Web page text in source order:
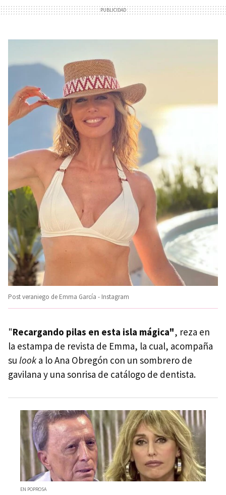
Post veraniego de Emma García - Instagram
"Recargando pilas en esta isla mágica", reza en
la estampa de revista de Emma, la cual, acompaña
su look a lo Ana Obregón con un sombrero de
gavilana y una sonrisa de catálogo de dentista.
EN POPROSA